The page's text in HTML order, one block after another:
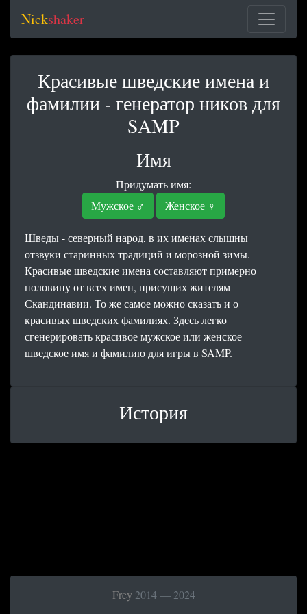
Nickshaker
Красивые шведские имена и
фамилии - генератор ников для
SAMP
Имя
Придумать имя:
Мужское ♂
Женское ♀
Шведы - северный народ, в их именах слышны
отзвуки старинных традиций и морозной зимы.
Красивые шведские имена составляют примерно
половину от всех имен, присущих жителям
Скандинавии. То же самое можно сказать и о
красивых шведских фамилиях. Здесь легко
сгенерировать красивое мужское или женское
шведское имя и фамилию для игры в SAMP.
История
Frey 2014 — 2024